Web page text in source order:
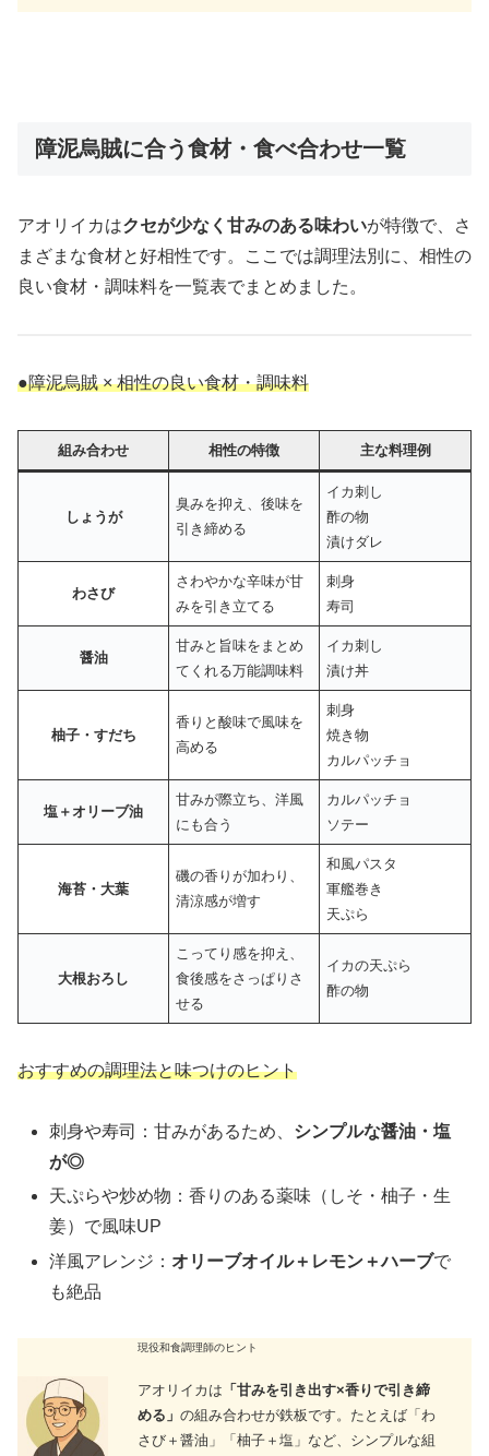
障泥烏賊に合う食材・食べ合わせ一覧
アオリイカはクセが少なく甘みのある味わいが特徴で、さ
まざまな食材と好相性です。ここでは調理法別に、相性の
良い食材・調味料を一覧表でまとめました。
●障泥烏賊 × 相性の良い食材・調味料
組み合わせ 相性の特徴 主な料理例
しょうが
臭みを抑え、後味を
引き締める
イカ刺し
酢の物
漬けダレ
わさび
さわやかな辛味が甘
みを引き立てる
刺身
寿司
醤油
甘みと旨味をまとめ
てくれる万能調味料
イカ刺し
漬け丼
柚子・すだち
香りと酸味で風味を
高める
刺身
焼き物
カルパッチョ
塩＋オリーブ油
甘みが際立ち、洋風
にも合う
カルパッチョ
ソテー
海苔・大葉
磯の香りが加わり、
清涼感が増す
和風パスタ
軍艦巻き
天ぷら
大根おろし
こってり感を抑え、
食後感をさっぱりさ
せる
イカの天ぷら
酢の物
おすすめの調理法と味つけのヒント
刺身や寿司：甘みがあるため、 シンプルな醤油・塩
が◎
天ぷらや炒め物：香りのある薬味（しそ・柚子・生
姜）で風味UP
洋風アレンジ： オリーブオイル＋レモン＋ハーブで
も絶品
現役和食調理師のヒント
アオリイカは 「甘みを引き出す×香りで引き締
める」 の組み合わせが鉄板です。たとえば「わ
さび＋醤油」「柚子＋塩」など、シンプルな組